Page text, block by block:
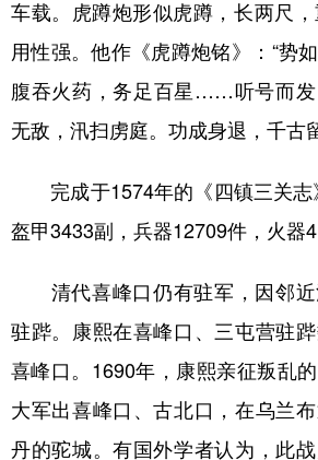
车载。虎蹲炮形似虎蹲，长两尺
用性强。他作《虎蹲炮铭》：“势
腹吞火药，务足百星……听号而发
无敌，汛扫虏庭。功成身退，千古
完成于1574年的《四镇三关志
盔甲3433副，兵器12709件，火器
清代喜峰口仍有驻军，因邻近
驻跸。康熙在喜峰口、三屯营驻
喜峰口。1690年，康熙亲征叛乱
大军出喜峰口、古北口，在乌兰
丹的驼城。有国外学者认为，此